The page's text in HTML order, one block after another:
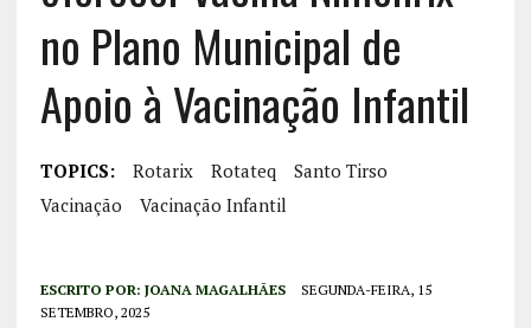
no Plano Municipal de
Apoio à Vacinação Infantil
TOPICS: Rotarix Rotateq
Santo Tirso
Vacinação
Vacinação Infantil
ESCRITO POR: JOANA MAGALHÃES
SEGUNDA-FEIRA, 15
SETEMBRO, 2025